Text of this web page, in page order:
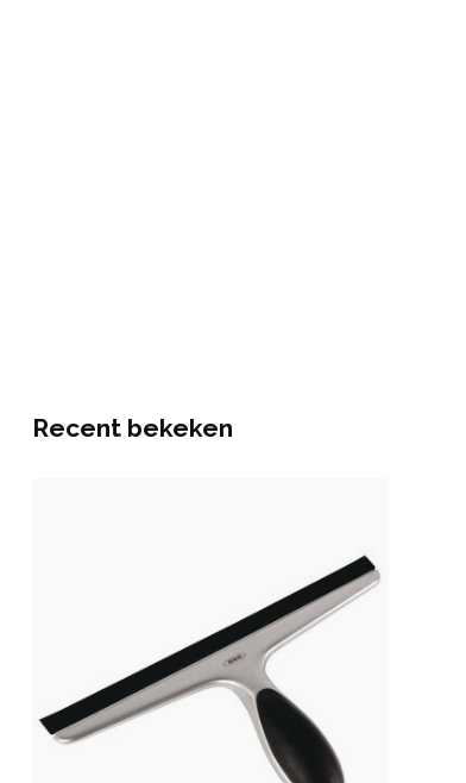
Recent bekeken